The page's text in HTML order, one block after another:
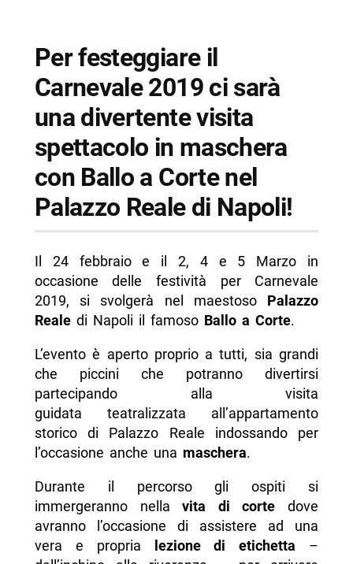
Per festeggiare il
Carnevale 2019 ci sarà
una divertente visita
spettacolo in maschera
con Ballo a Corte nel
Palazzo Reale di Napoli!
Il 24 febbraio e il 2, 4 e 5 Marzo in
occasione delle festività per Carnevale
2019, si svolgerà nel maestoso Palazzo
Realedi Napoli il famoso Ballo a Corte.
L’evento è aperto proprio a tutti, sia grandi
che piccini che potranno divertirsi
partecipando alla visita
guidata teatralizzata all’appartamento
storico di Palazzo Reale indossando per
l’occasione anche una maschera.
Durante il percorso gli ospiti si
immergeranno nellavita di corte dove
avranno l’occasione di assistere ad una
vera e propria lezione di etichetta –